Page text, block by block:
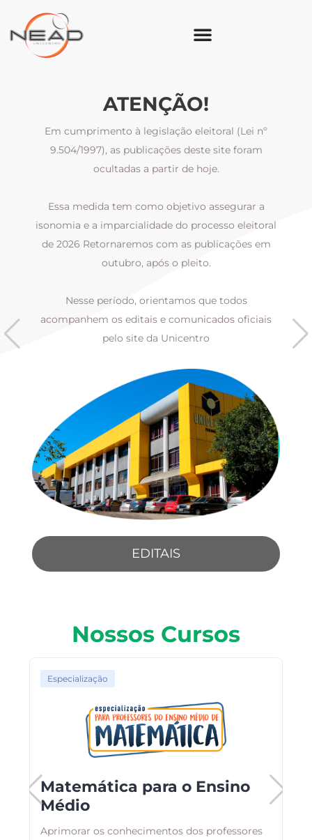
ATENÇÃO!
Em cumprimento à legislação eleitoral (Lei nº
9.504/1997), as publicações deste site foram
ocultadas a partir de hoje.
Essa medida tem como objetivo assegurar a
isonomia e a imparcialidade do processo eleitoral
de 2026 Retornaremos com as publicações em
outubro, após o pleito.
Nesse período, orientamos que todos
acompanhem os editais e comunicados oficiais
pelo site da Unicentro
EDITAIS
Nossos Cursos
Especialização
Matemática para o Ensino
Médio
Aprimorar os conhecimentos dos professores